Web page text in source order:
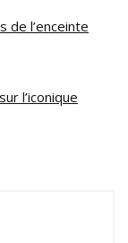
de l’enceinte
l’iconique